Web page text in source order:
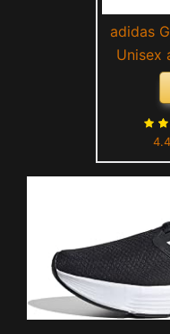
adidas
Unisex
Halo